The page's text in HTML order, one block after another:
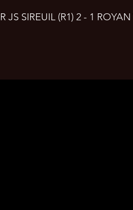
SIREUIL (R1) 2 - 1